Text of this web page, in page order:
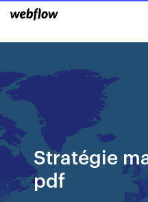
Stratégie
pdf